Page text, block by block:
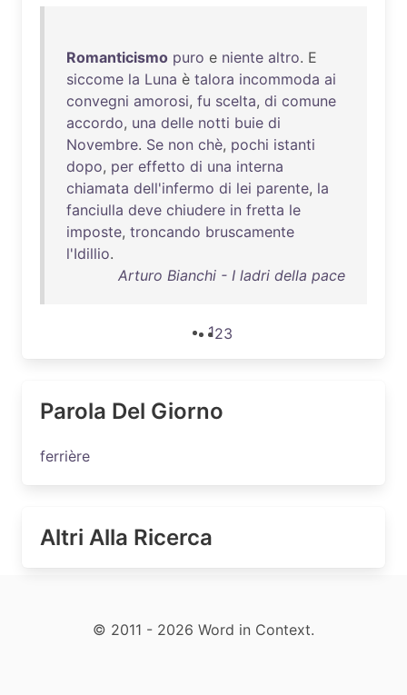
Romanticismo puro e niente altro. E
siccome la Luna è talora incommoda ai
convegni amorosi, fu scelta, di comune
accordo, una delle notti buie di
Novembre. Se non chè, pochi istanti
dopo, per effetto di una interna
chiamata dell'infermo di lei parente, la
fanciulla deve chiudere in fretta le
imposte, troncando bruscamente
l'Idillio.
Arturo Bianchi - I ladri della pace
123
Parola Del Giorno
ferrière
Altri Alla Ricerca
© 2011 - 2026 Word in Context.